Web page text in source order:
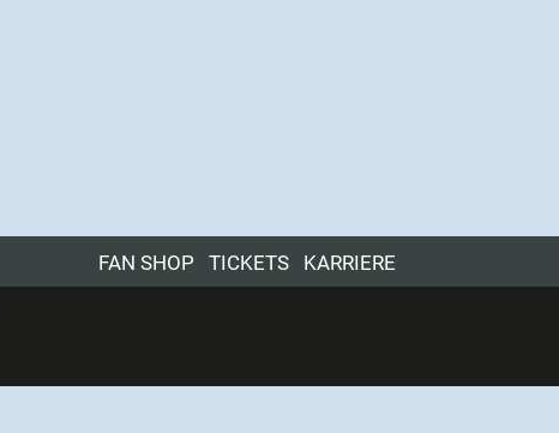
FAN SHOP TICKETS KARRIERE